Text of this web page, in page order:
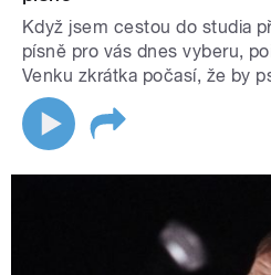
Když jsem cestou do studia
písně pro vás dnes vyberu,
Venku zkrátka počasí, že by